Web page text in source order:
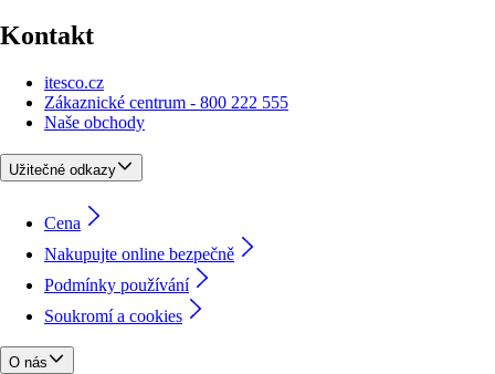
Kontakt
itesco.cz
Zákaznické centrum - 800 222 555
Naše obchody
Užitečné odkazy
Cena
Nakupujte online bezpečně
Podmínky používání
Soukromí a cookies
O nás